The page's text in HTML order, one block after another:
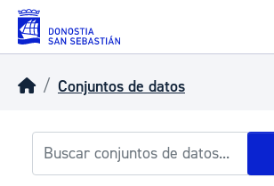
Skip to main content
Conjuntos de datos